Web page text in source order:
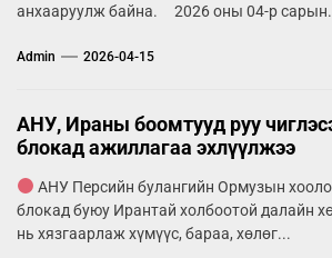
анхааруулж байна. 2026 оны 04-р
Admin 2026-04-15
АНУ, Ираны боомтууд руу
блокад ажиллагаа эхлүүлжээ
АНУ Персийн булангийн Ормузын
блокад буюу Ирантай холбоотой далайн
нь хязгаарлаж хүмүүс, бараа, хөлөг...